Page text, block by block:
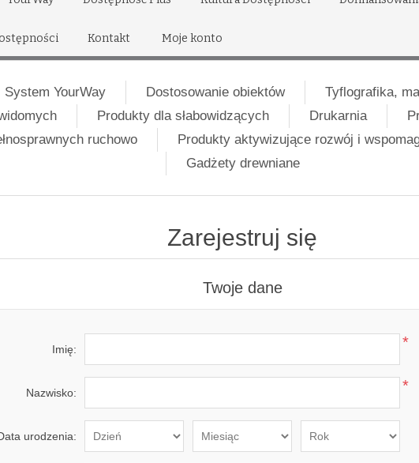
Kontakt Moje konto
System YourWay Dostosowanie obiektów
Tyflografika,
Produkty dla słabowidzących Drukarnia
ruchowo
Produkty aktywizujące rozwój i
Gadżety drewniane
Zarejestruj się
Twoje dane
Imię: *
Nazwisko: *
urodzenia: